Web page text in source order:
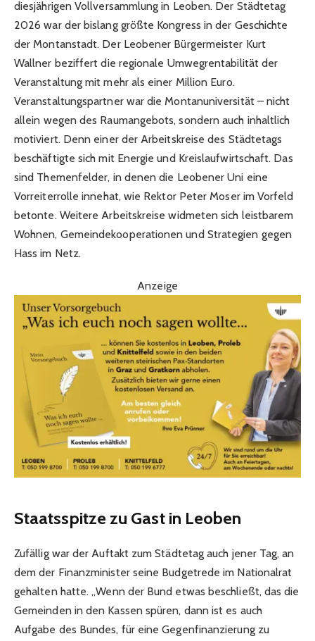
diesjährigen Vollversammlung in Leoben. Der Städtetag
2026 war der bislang größte Kongress in der Geschichte
der Montanstadt. Der Leobener Bürgermeister Kurt
Wallner beziffert die regionale Umwegrentabilität der
Veranstaltung mit mehr als einer Million Euro.
Veranstaltungspartner war die Montanuniversität – nicht
allein wegen des Raumangebots, sondern auch inhaltlich
motiviert. Denn einer der Arbeitskreise des Städtetags
beschäftigte sich mit Energie und Kreislaufwirtschaft. Das
sind Themenfelder, in denen die Leobener Uni eine
Vorreiterrolle innehat, wie Rektor Peter Moser im Vorfeld
betonte. Weitere Arbeitskreise widmeten sich leistbarem
Wohnen, Gemeindekooperationen und Strategien gegen
Hass im Netz.
Anzeige
Staatsspitze zu Gast in Leoben
Zufällig war der Auftakt zum Städtetag auch jener Tag, an
dem der Finanzminister seine Budgetrede im Nationalrat
gehalten hatte. „Wenn der Bund etwas beschließt, das die
Gemeinden in den Kassen spüren, dann ist es auch
Aufgabe des Bundes, für eine Gegenfinanzierung zu